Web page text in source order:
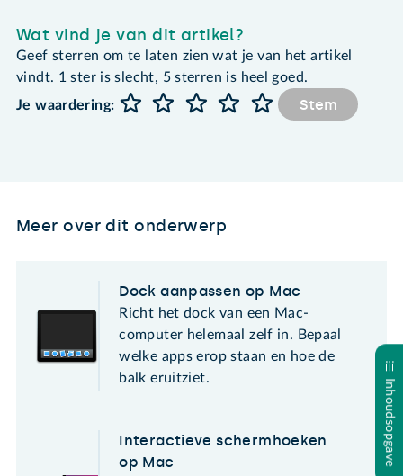
Inhoudsopgave
Wat vind je van dit artikel?
Geef sterren om te laten zien wat je van het artikel
vindt. 1 ster is slecht, 5 sterren is heel goed.
Je waardering:
Stem
Meer over dit onderwerp
Dock aanpassen op Mac
Richt het dock van een Mac-
computer helemaal zelf in. Bepaal
welke apps erop staan en hoe de
balk eruitziet.
Interactieve schermhoeken
op Mac